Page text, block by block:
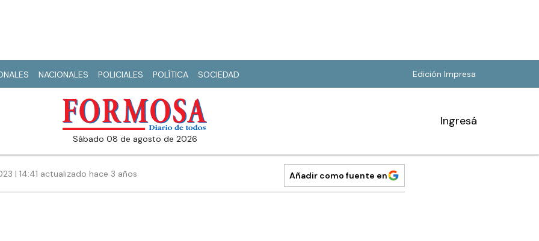
NACIONALES POLICIALES POLÍTICA SOCIEDAD Edición Impresa
sábado 08 de agosto de 2026
Ingresá
| 14:41 actualizado hace 3 años Añadir como fuente en